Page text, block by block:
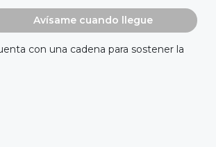
Avísame cuando llegue
con una cadena para sostener la